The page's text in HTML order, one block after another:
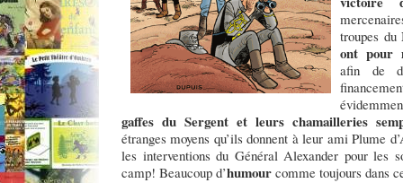
troupes
ont pour
afin de
gaffes du Sergent et leurs chamailleries
étranges moyens qu’ils donnent à leur ami Plume
les interventions du Général Alexander pour les
camp! Beaucoup d’humour comme toujours dans